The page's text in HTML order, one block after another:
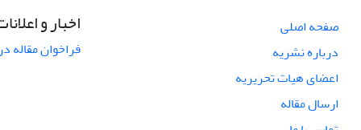
صفحه اصلی
درباره نشریه
اعضای هیات تحریریه
ارسال مقاله
اخبار و
فراخوان مقاله